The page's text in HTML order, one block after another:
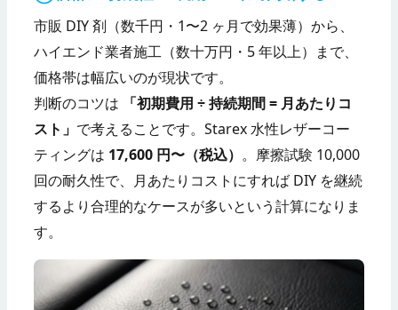
市販 DIY 剤（数千円・1〜2 ヶ月で効果薄）から、
ハイエンド業者施工（数十万円・5 年以上）まで、
価格帯は幅広いのが現状です。
判断のコツは
「初期費用 ÷ 持続期間 = 月あたりコ
スト」 で考えることです。Starex 水性レザーコー
ティングは 17,600 円〜（税込） 。摩擦試験 10,000
回の耐久性で、月あたりコストにすれば DIY を継続
するより合理的なケースが多いという計算になりま
す。